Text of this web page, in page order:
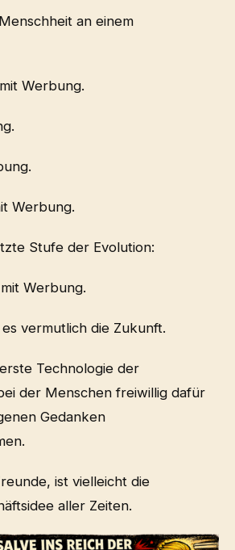
an einem
Werbung.
Werbung.
Stufe der Evolution:
Werbung.
vermutlich die Zukunft.
Technologie der
der Menschen freiwillig dafür
Gedanken
ist vielleicht die
aller Zeiten.